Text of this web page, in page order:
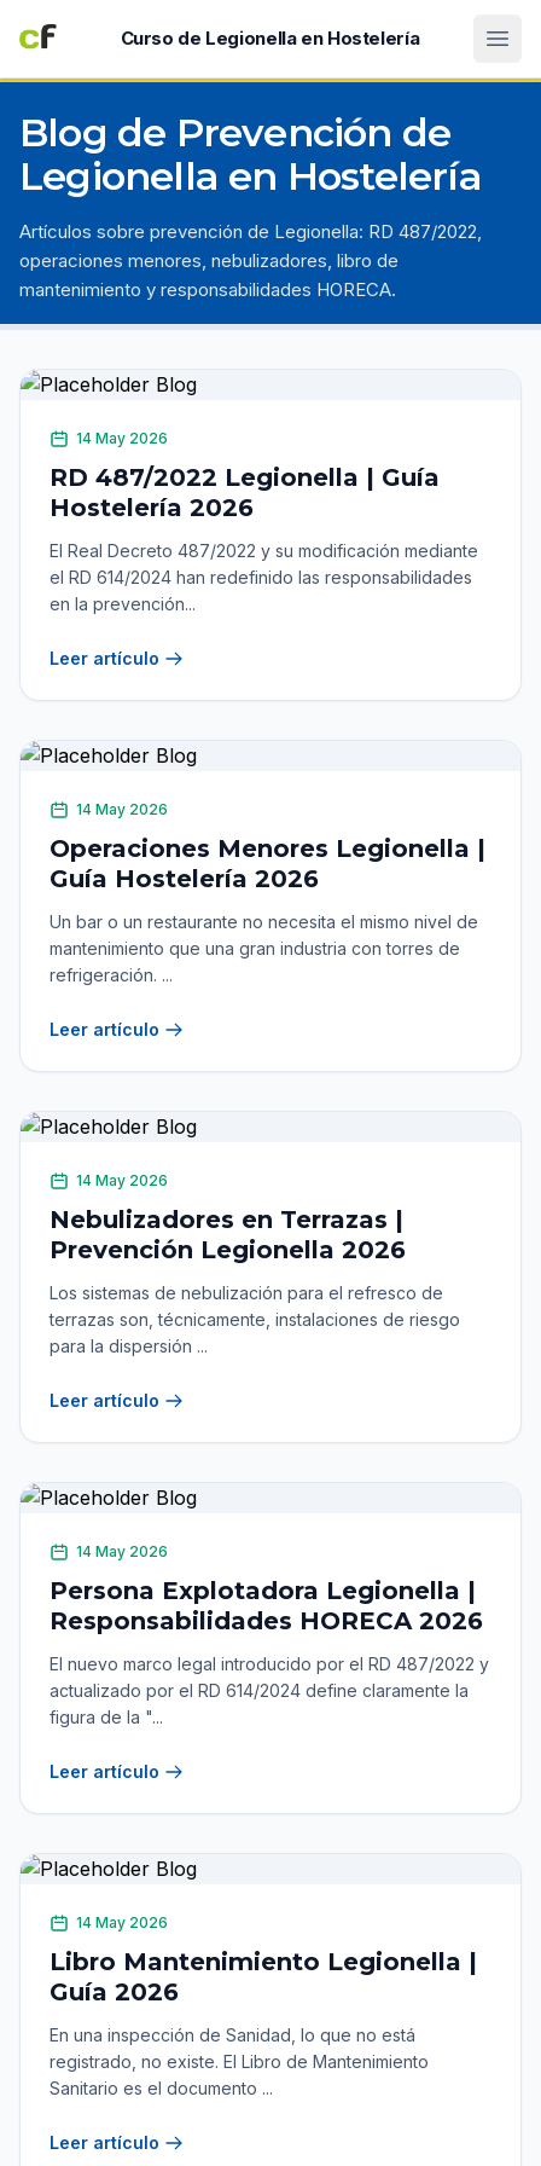
Curso de Legionella en Hostelería
Blog de Prevención de
Legionella en Hostelería
Artículos sobre prevención de Legionella: RD 487/2022,
operaciones menores, nebulizadores, libro de
mantenimiento y responsabilidades HORECA.
14 May 2026
RD 487/2022 Legionella | Guía
Hostelería 2026
El Real Decreto 487/2022 y su modificación mediante
el RD 614/2024 han redefinido las responsabilidades
en la prevención...
Leer artículo
14 May 2026
Operaciones Menores Legionella |
Guía Hostelería 2026
Un bar o un restaurante no necesita el mismo nivel de
mantenimiento que una gran industria con torres de
refrigeración. ...
Leer artículo
14 May 2026
Nebulizadores en Terrazas |
Prevención Legionella 2026
Los sistemas de nebulización para el refresco de
terrazas son, técnicamente, instalaciones de riesgo
para la dispersión ...
Leer artículo
14 May 2026
Persona Explotadora Legionella |
Responsabilidades HORECA 2026
El nuevo marco legal introducido por el RD 487/2022 y
actualizado por el RD 614/2024 define claramente la
figura de la "...
Leer artículo
14 May 2026
Libro Mantenimiento Legionella |
Guía 2026
En una inspección de Sanidad, lo que no está
registrado, no existe. El Libro de Mantenimiento
Sanitario es el documento ...
Leer artículo